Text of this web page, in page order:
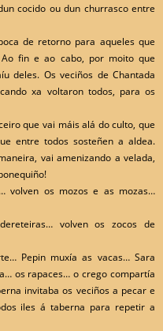
cocido ou dun churrasco entre
de retorno para aqueles que
fin e ao cabo, por moito que
deles. Os veciños de Chantada
xa voltaron todos, para os
que vai máis alá do culto, que
entre todos sosteñen a aldea.
vai amenizando a velada,
volven os mozos e as mozas…
volven os zocos de
Pepin muxía as vacas… Sara
os rapaces… o crego compartía
invitaba os veciños a pecar e
iles á taberna para repetir a